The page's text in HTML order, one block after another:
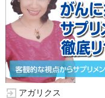
アガリクス